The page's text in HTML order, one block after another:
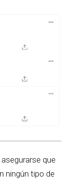
que
ningún tipo de